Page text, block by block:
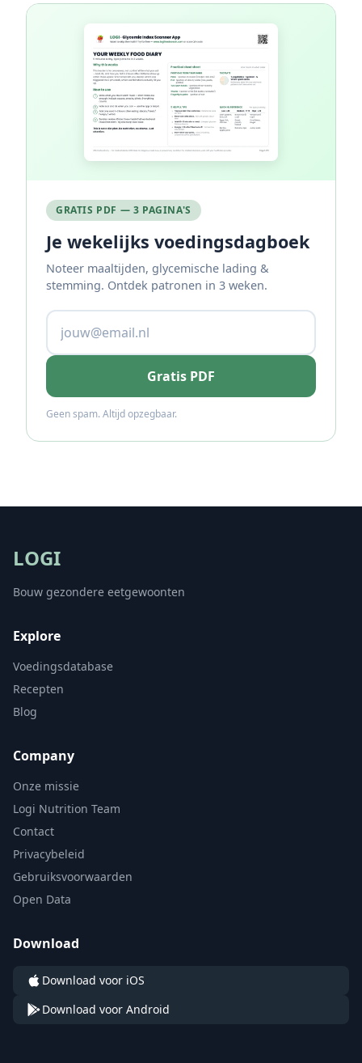
GRATIS PDF — 3 PAGINA'S
Je wekelijks voedingsdagboek
Noteer maaltijden, glycemische lading &
stemming. Ontdek patronen in 3 weken.
Gratis PDF
Geen spam. Altijd opzegbaar.
LOGI
Bouw gezondere eetgewoonten
Explore
Voedingsdatabase
Recepten
Blog
Company
Onze missie
Logi Nutrition Team
Contact
Privacybeleid
Gebruiksvoorwaarden
Open Data
Download
Download voor iOS
Download voor Android